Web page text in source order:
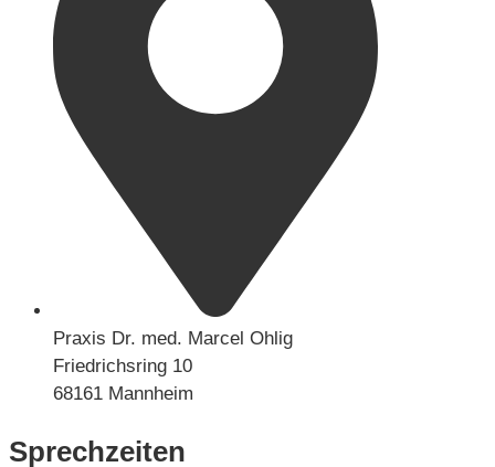
Praxis Dr. med. Marcel Ohlig
Friedrichsring 10
68161 Mannheim
Sprechzeiten